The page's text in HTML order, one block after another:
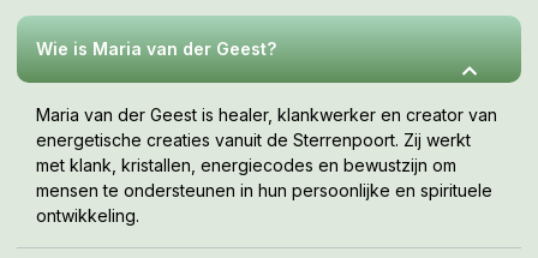
Wie is Maria van der Geest?
Maria van der Geest is healer, klankwerker en creator van
energetische creaties vanuit de Sterrenpoort. Zij werkt
met klank, kristallen, energiecodes en bewustzijn om
mensen te ondersteunen in hun persoonlijke en spirituele
ontwikkeling.